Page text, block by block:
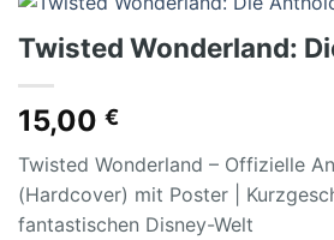
Twisted Wonderland:
15,00 €
Twisted Wonderland – Offizielle
(Hardcover) mit Poster |
fantastischen Disney-Welt